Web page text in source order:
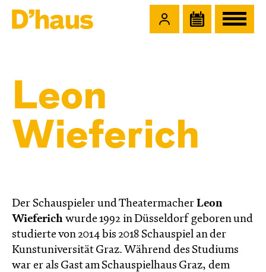
Leon
Wieferich
Der Schauspieler und Theatermacher Leon
Wieferich wurde 1992 in Düsseldorf geboren und
studierte von 2014 bis 2018 Schauspiel an der
Kunstuniversität Graz. Während des Studiums
war er als Gast am Schauspielhaus Graz, dem